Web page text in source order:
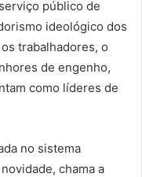
público de
ideológico dos
trabalhadores, o
de engenho,
como líderes de
no sistema
chama a